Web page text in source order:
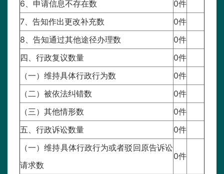
6、申请信息不存在数
0件
7、告知作出更改补充数
0件
8、告知通过其他途径办理数
0件
四、行政复议数量
0件
（一）维持具体行政行为数
0件
（二）被依法纠错数
0件
（三）其他情形数
0件
五、行政诉讼数量
0件
（一）维持具体行政行为或者驳回原告诉讼
请求数
0件